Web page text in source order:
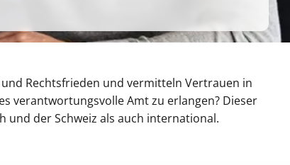
Rechtsfrieden und vermitteln Vertrauen in
verantwortungsvolle Amt zu erlangen? Dieser
und der Schweiz als auch international.